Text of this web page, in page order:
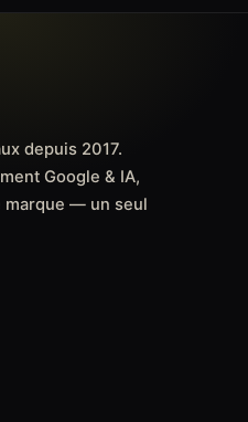
depuis 2017.
Google & IA,
marque — un seul